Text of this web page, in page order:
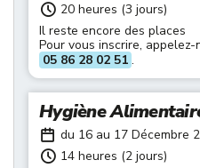
20 heures (3 jours)
Il reste encore des places
Pour vous inscrire, appelez-
05 86 28 02 51 .
Hygiène
du 16 au 17 Décembre
14 heures (2 jours)